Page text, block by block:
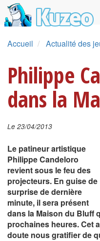
Accueil Actualité des
Philippe
dans la
Le 23/04/2013
Le patineur artistique
Philippe Candeloro
revient sous le feu des
projecteurs. En guise de
surprise de dernière
minute, il sera présent
dans la Maison du Bluff
prochaines heures. Cet
doute nous gratifier de